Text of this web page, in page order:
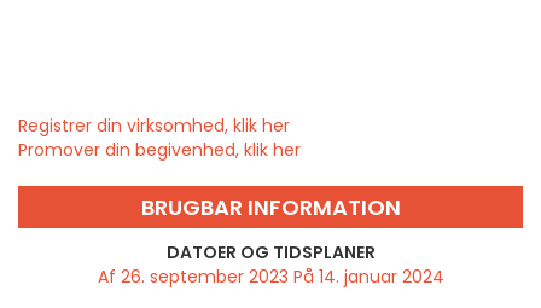
Registrer din virksomhed, klik her
Promover din begivenhed, klik her
BRUGBAR INFORMATION
DATOER OG TIDSPLANER
Af 26. september 2023 På 14. januar 2024